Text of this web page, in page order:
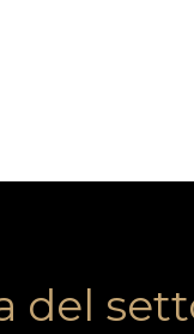
del